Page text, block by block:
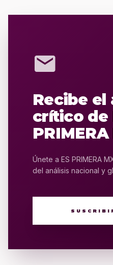
mail
Recibe el
crítico de
PRIMERA
Únete a ES PRIMERA
del análisis nacional y